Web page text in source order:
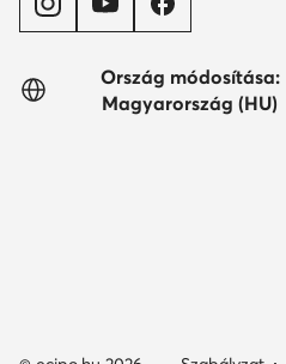
Ország módosítása:
Magyarország (HU)